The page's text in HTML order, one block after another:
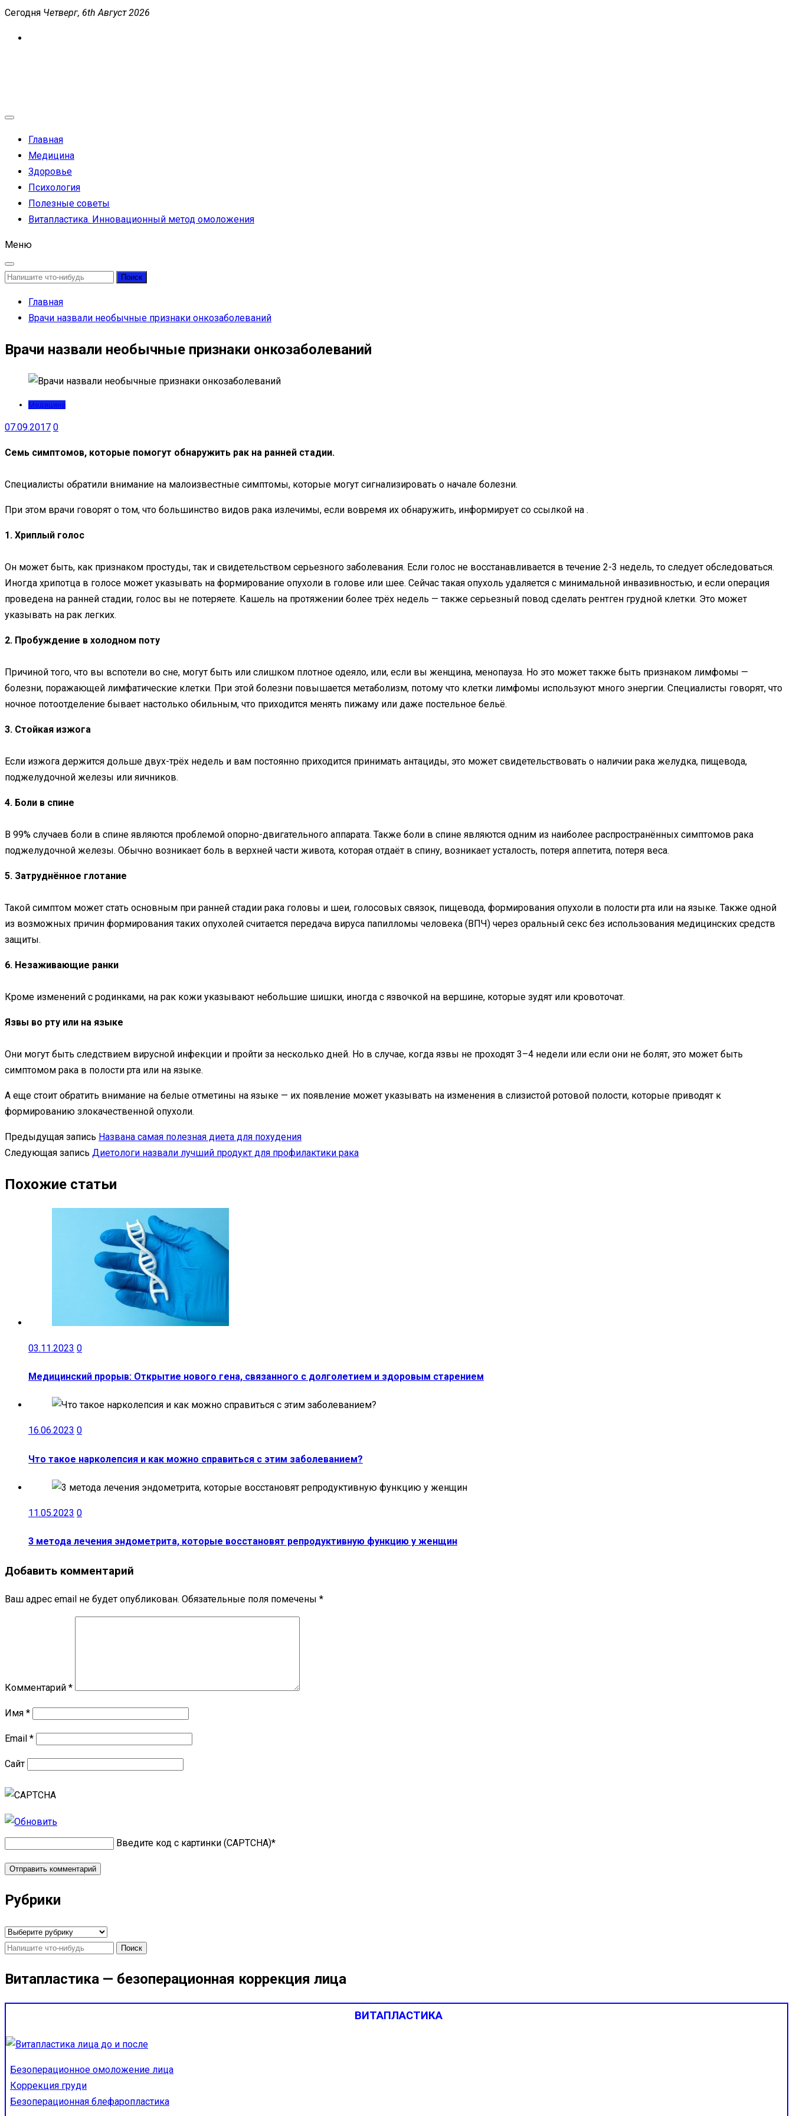
Перейти
Сегодня Четверг, 6th Август 2026
Главная
Медицина
Здоровье
Психология
Полезные советы
Витапластика. Инновационный метод омоложения
Меню
Найти:
Главная
Врачи назвали необычные признаки онкозаболеваний
Врачи назвали необычные признаки онкозаболеваний
Медицина
07.09.2017 0
Семь симптомов, которые помогут обнаружить рак на ранней стадии.
Специалисты обратили внимание на малоизвестные симптомы, которые могут сигнализировать о начале болезни.
При этом врачи говорят о том, что большинство видов рака излечимы, если вовремя их обнаружить, информирует со ссылкой на .
1. Хриплый голос
Он может быть, как признаком простуды, так и свидетельством серьезного заболевания. Если голос не восстанавливается в течение 2-3 недель, то следует обследоваться.
Иногда хрипотца в голосе может указывать на формирование опухоли в голове или шее. Сейчас такая опухоль удаляется с минимальной инвазивностью, и если операция
проведена на ранней стадии, голос вы не потеряете. Кашель на протяжении более трёх недель — также серьезный повод сделать рентген грудной клетки. Это может
указывать на рак легких.
2. Пробуждение в холодном поту
Причиной того, что вы вспотели во сне, могут быть или слишком плотное одеяло, или, если вы женщина, менопауза. Но это может также быть признаком лимфомы —
болезни, поражающей лимфатические клетки. При этой болезни повышается метаболизм, потому что клетки лимфомы используют много энергии. Специалисты говорят, что
ночное потоотделение бывает настолько обильным, что приходится менять пижаму или даже постельное бельё.
3. Стойкая изжога
Если изжога держится дольше двух-трёх недель и вам постоянно приходится принимать антациды, это может свидетельствовать о наличии рака желудка, пищевода,
поджелудочной железы или яичников.
4. Боли в спине
В 99% случаев боли в спине являются проблемой опорно-двигательного аппарата. Также боли в спине являются одним из наиболее распространённых симптомов рака
поджелудочной железы. Обычно возникает боль в верхней части живота, которая отдаёт в спину, возникает усталость, потеря аппетита, потеря веса.
5. Затруднённое глотание
Такой симптом может стать основным при ранней стадии рака головы и шеи, голосовых связок, пищевода, формирования опухоли в полости рта или на языке. Также одной
из возможных причин формирования таких опухолей считается передача вируса папилломы человека (ВПЧ) через оральный секс без использования медицинских средств
защиты.
6. Незаживающие ранки
Кроме изменений с родинками, на рак кожи указывают небольшие шишки, иногда с язвочкой на вершине, которые зудят или кровоточат.
Язвы во рту или на языке
Они могут быть следствием вирусной инфекции и пройти за несколько дней. Но в случае, когда язвы не проходят 3–4 недели или если они не болят, это может быть
симптомом рака в полости рта или на языке.
А еще стоит обратить внимание на белые отметины на языке — их появление может указывать на изменения в слизистой ротовой полости, которые приводят к
формированию злокачественной опухоли.
Предыдущая запись Названа самая полезная диета для похудения
Следующая запись Диетологи назвали лучший продукт для профилактики рака
Похожие статьи
03.11.2023 0
Медицинский прорыв: Открытие нового гена, связанного с долголетием и здоровым старением
16.06.2023 0
Что такое нарколепсия и как можно справиться с этим заболеванием?
11.05.2023 0
3 метода лечения эндометрита, которые восстановят репродуктивную функцию у женщин
Добавить комментарий
Ваш адрес email не будет опубликован. Обязательные поля помечены *
Комментарий *
Имя *
Email *
Сайт
Введите код с картинки (CAPTCHA)*
Рубрики
Рубрики
Найти:
Витапластика — безоперационная коррекция лица
ВИТАПЛАСТИКА
Безоперационное омоложение лица
Коррекция груди
Безоперационная блефаропластика